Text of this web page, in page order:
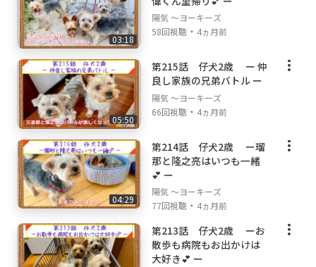
03:18
陽気 ～ヨーキーズ
58回視聴 ・ 4ヵ月前
05:50
第215話 仔犬2歳 ー 仲
良し家族の兄弟バトル ー
陽気 ～ヨーキーズ
66回視聴 ・ 4ヵ月前
04:29
第214話 仔犬2歳 ー瑠
那と隆之亮はいつも一緒
💕 ー
陽気 ～ヨーキーズ
77回視聴 ・ 4ヵ月前
第213話 仔犬2歳 ーお
散歩も病院もお出かけは
大好き💕 ー